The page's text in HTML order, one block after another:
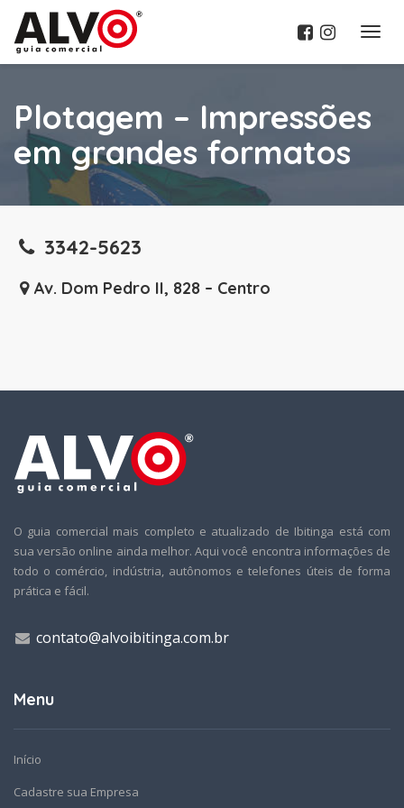
Menu
Plotagem – Impressões
em grandes formatos
3342-5623
Av. Dom Pedro II, 828 – Centro
O guia comercial mais completo e atualizado de Ibitinga está com
sua versão online ainda melhor. Aqui você encontra informações de
todo o comércio, indústria, autônomos e telefones úteis de forma
prática e fácil.
contato@alvoibitinga.com.br
Menu
Início
Cadastre sua Empresa